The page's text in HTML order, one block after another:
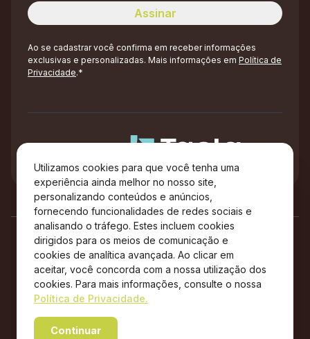
Utilizamos cookies para que você tenha uma
experiência ainda melhor no nosso site,
personalizando conteúdos e anúncios,
fornecendo funcionalidades de redes sociais e
analisando o tráfego. Estes incluem cookies
dirigidos para os meios de comunicação e
cookies de analítica avançada. Ao clicar em
aceitar, você concorda com a nossa utilização dos
cookies. Para mais informações, consulte o nossa
Política de Privacidade.
Continuar
Ao se cadastrar você confirma em receber informações
exclusivas e personalizadas. Mais informações em Política de
Privacidade.*
Copyright © 2026 City Center Outlet Premium – Todos os